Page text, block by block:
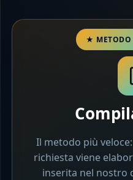
Il metodo più
richiesta viene
inserita nel nostro